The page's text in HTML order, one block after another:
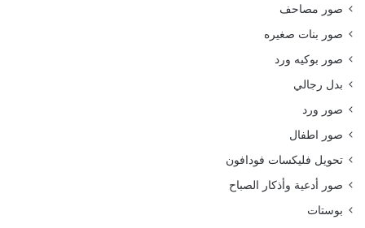
صور مصاحف
صور بنات صغيره
صور بوكيه ورد
بدل رجالي
صور ورد
صور اطفال
تحويل فليكسات فودافون
صور أدعية وأذكار الصباح
بوستات